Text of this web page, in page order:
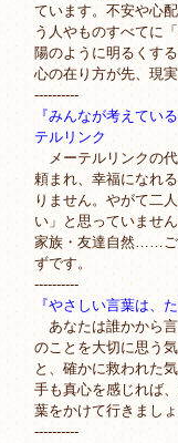
ています。不安や心
う人やものすべてに
陽のように明るくす
心の在り方が先、現
----------
『みんなが考えてい
テルリンク
メーテルリンクの
頼まれ、幸福になれ
りません。やがて二
い」と思っていませ
家族・友達自然……ご
ずです。
----------
『やさしい言葉は、
あなたは誰かから
のことを大切に思う
と、確かに救われた
手も真心を感じれば
葉をかけて行きまし
----------